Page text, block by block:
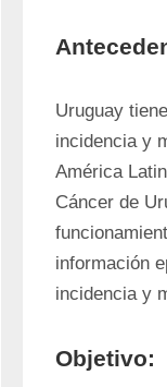
Uruguay
incidencia y
América
Cáncer de
información
incidencia y
Objetivo: